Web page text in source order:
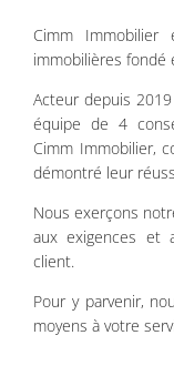
Cimm
immobilières fondé
Acteur depuis
équipe de 4
Cimm Immobilier,
démontré leur
Nous exerçons
aux exigences et
client.
Pour y parvenir,
moyens à votre